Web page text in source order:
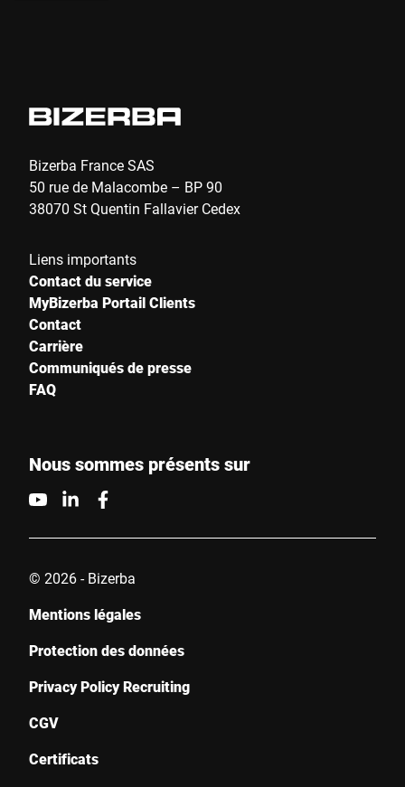
Envoyer
Bizerba France SAS
50 rue de Malacombe – BP 90
38070 St Quentin Fallavier Cedex
Liens importants
Contact du service
MyBizerba Portail Clients
Contact
Carrière
Communiqués de presse
FAQ
Nous sommes présents sur
© 2026 - Bizerba
Mentions légales
Protection des données
Privacy Policy Recruiting
CGV
Certificats